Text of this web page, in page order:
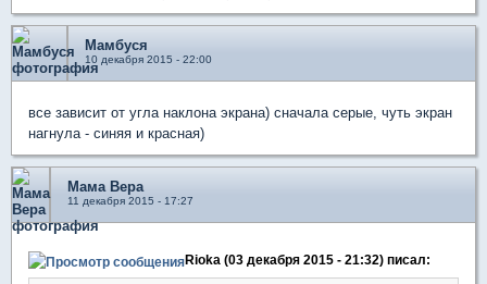
Мамбуся
10 декабря 2015 - 22:00
все зависит от угла наклона экрана) сначала серые, чуть экран
нагнула - синяя и красная)
Мама Вера
11 декабря 2015 - 17:27
Rioka (03 декабря 2015 - 21:32) писал: